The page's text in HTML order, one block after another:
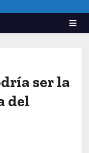
ser la
del